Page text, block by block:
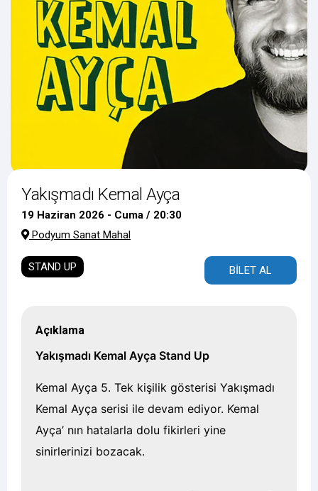
Yakışmadı Kemal Ayça
19 Haziran 2026 - Cuma / 20:30
Podyum Sanat Mahal
STAND UP BİLET AL
Açıklama
Yakışmadı Kemal Ayça Stand Up
Kemal Ayça 5. Tek kişilik gösterisi Yakışmadı
Kemal Ayça serisi ile devam ediyor. Kemal
Ayça’ nın hatalarla dolu fikirleri yine
sinirlerinizi bozacak.